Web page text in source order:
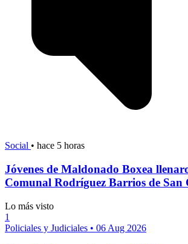
Social • hace 5 horas
Jóvenes de Maldonado Boxea
Comunal Rodríguez Barrios de San
Lo más visto
1
Policiales y Judiciales • 06 Aug 2026